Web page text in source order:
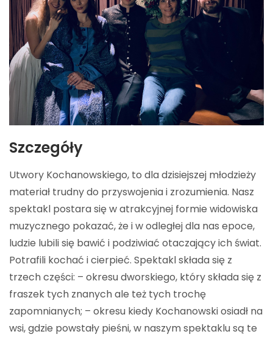
Szczegóły
Utwory Kochanowskiego, to dla dzisiejszej młodzieży
materiał trudny do przyswojenia i zrozumienia. Nasz
spektakl postara się w atrakcyjnej formie widowiska
muzycznego pokazać, że i w odległej dla nas epoce,
ludzie lubili się bawić i podziwiać otaczający ich świat.
Potrafili kochać i cierpieć. Spektakl składa się z
trzech części: – okresu dworskiego, który składa się z
fraszek tych znanych ale też tych trochę
zapomnianych; – okresu kiedy Kochanowski osiadł na
wsi, gdzie powstały pieśni, w naszym spektaklu są te